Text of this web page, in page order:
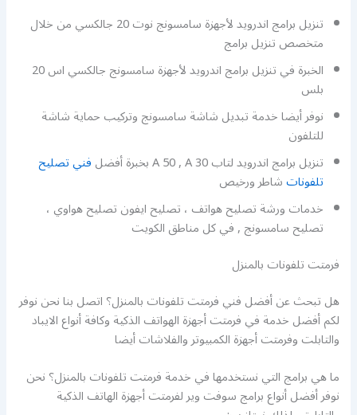
تنزيل برامج اندرويد لأجهزة سامسونج نوت 20 جالكسي من خلال
متخصص تنزيل برامج
الخبرة في تنزيل برامج اندرويد لأجهزة سامسونج جالكسي اس 20
بلس
نوفر أيضا خدمة تبديل شاشة سامسونج وتركيب حماية شاشة
للتلفون
تنزيل برامج اندرويد لتاب A 50 , A 30 بخبرة أفضل
فني تصليح
تلفوناتشاطر ورخيص
خدمات ورشة تصليح هواتف ، تصليح ايفون تصليح هواوي ،
تصليح سامسونج , في كل مناطق الكويت
فرمتت تلفونات بالمنزل
هل تبحث عن أفضل فني فرمتت تلفونات بالمنزل؟ اتصل بنا نحن نوفر
لكم أفضل خدمة في فرمتت أجهزة الهواتف الذكية وكافة أنواع الايباد
والتابلت وفرمتت أجهزة الكمبيوتر والفلاشات أيضا
ما هي برامج التي نستخدمها في خدمة فرمتت تلفونات بالمنزل؟ نحن
نوفر أفضل أنواع برامج سوفت وير لفرمتت أجهزة الهاتف الذكية